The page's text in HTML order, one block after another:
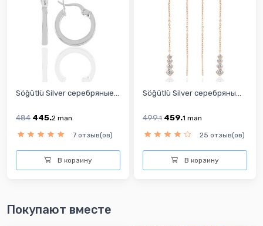
Söğütlü Silver серебряные...
484 445.2 man
7 отзыв(ов)
В корзину
Söğütlü Silver серебряны...
499.1 459.1 man
25 отзыв(ов)
В корзину
Покупают вместе